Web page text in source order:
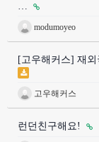
modumoyeo
[고우해커스] 재
고우해커스
런던친구해요!